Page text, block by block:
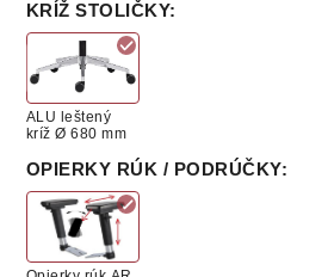
Meditap M6263
Meditap M7107
Meditap M9001
KRÍŽ STOLIČKY:
ALU leštený
kríž Ø 680 mm
OPIERKY RÚK / PODRÚČKY: